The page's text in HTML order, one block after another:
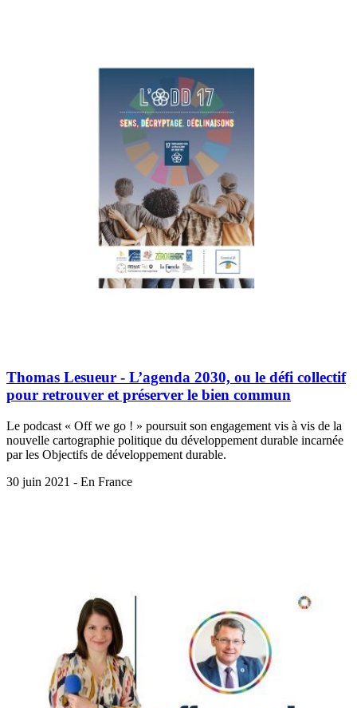
Thomas Lesueur - L’agenda 2030, ou le défi collectif
pour retrouver et préserver le bien commun
Le podcast « Off we go ! » poursuit son engagement vis à vis de la
nouvelle cartographie politique du développement durable incarnée
par les Objectifs de développement durable.
30 juin 2021 - En France